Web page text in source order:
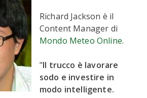
Richard Jackson è il
Content Manager di
Mondo Meteo Online.
"Il trucco è lavorare
sodo e investire in
modo intelligente.